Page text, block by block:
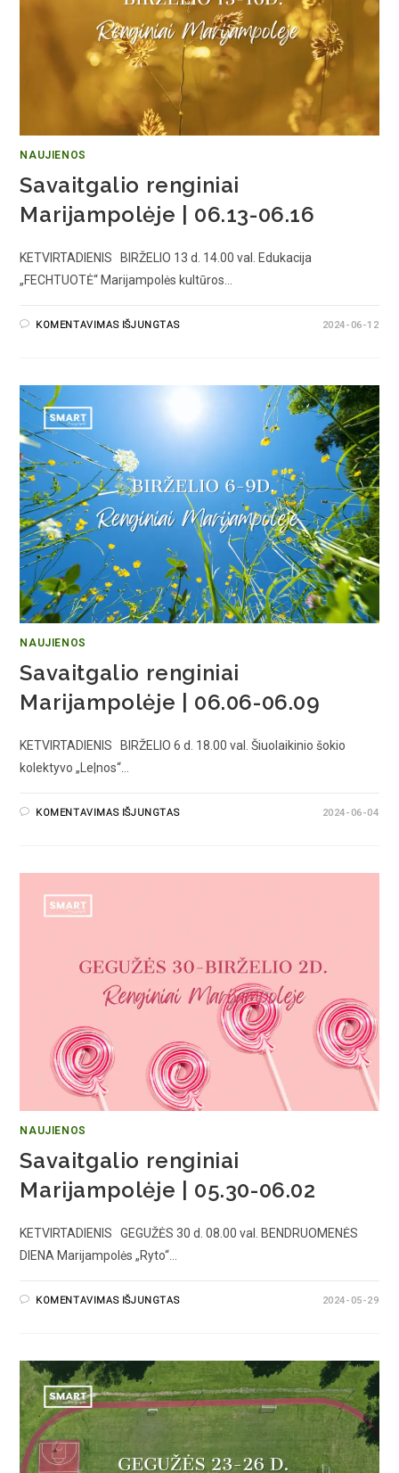
NAUJIENOS
Savaitgalio renginiai
Marijampolėje | 06.13-06.16
KETVIRTADIENIS BIRŽELIO 13 d. 14.00 val. Edukacija
„FECHTUOTĖ“ Marijampolės kultūros…
KOMENTAVIMAS IŠJUNGTAS 2024-06-12
NAUJIENOS
Savaitgalio renginiai
Marijampolėje | 06.06-06.09
KETVIRTADIENIS BIRŽELIO 6 d. 18.00 val. Šiuolaikinio šokio
kolektyvo „Le|nos“…
KOMENTAVIMAS IŠJUNGTAS 2024-06-04
NAUJIENOS
Savaitgalio renginiai
Marijampolėje | 05.30-06.02
KETVIRTADIENIS GEGUŽĖS 30 d. 08.00 val. BENDRUOMENĖS
DIENA Marijampolės „Ryto“…
KOMENTAVIMAS IŠJUNGTAS 2024-05-29